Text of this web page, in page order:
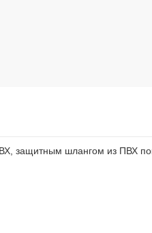
защитным шлангом из ПВХ